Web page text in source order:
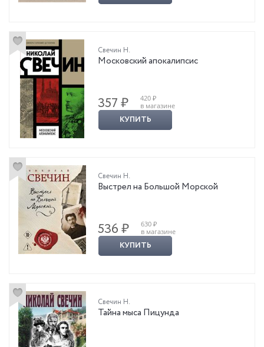
Свечин Н.
Московский апокалипсис
357 ₽
420 ₽
в магазине
КУПИТЬ
Свечин Н.
Выстрел на Большой Морской
536 ₽
630 ₽
в магазине
КУПИТЬ
Свечин Н.
Тайна мыса Пицунда